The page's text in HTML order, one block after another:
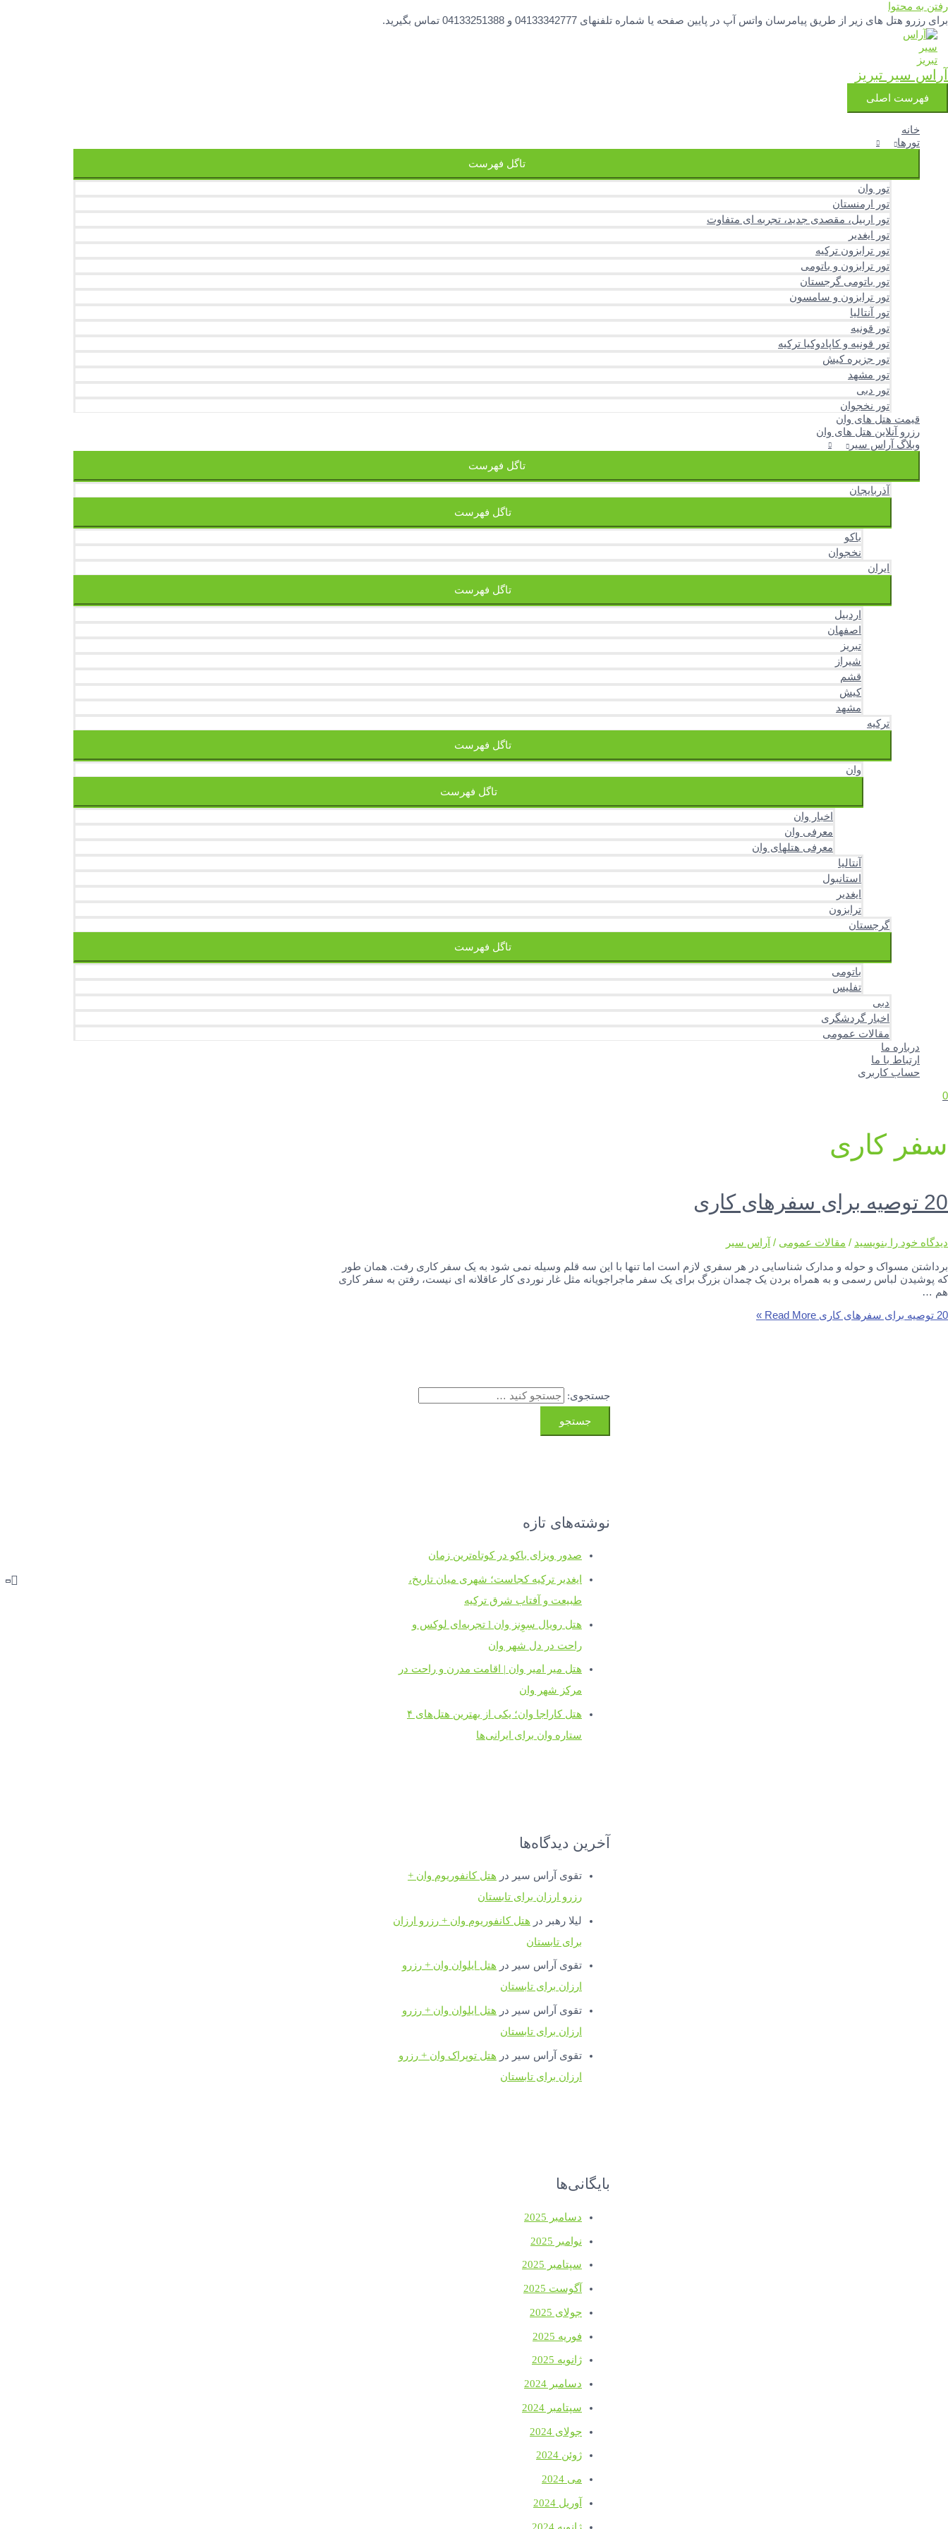
رفتن به محتوا
برای رزرو هتل های زیر از طریق پیامرسان واتس آپ در پایین صفحه یا شماره تلفنهای 04133342777 و 04133251388 تماس بگیرید.
آراس سیر تبریز
فهرست اصلی
خانه
تورها
تاگل فهرست
تور وان
تور ارمنستان
تور اربیل، مقصدی جدید، تجربه ای متفاوت
تور ایغدیر
تور ترابزون ترکیه
تور ترابزون و باتومی
تور باتومی گرجستان
تور ترابزون و سامسون
تور آنتالیا
تور قونیه
تور قونیه و کاپادوکیا ترکیه
تور جزیره کیش
تور مشهد
تور دبی
تور نخجوان
قیمت هتل های وان
رزرو آنلاین هتل های وان
وبلاگ آراس سیر
تاگل فهرست
آذربایجان
تاگل فهرست
باکو
نخجوان
ایران
تاگل فهرست
اردبیل
اصفهان
تبریز
شیراز
قشم
کیش
مشهد
ترکیه
تاگل فهرست
وان
تاگل فهرست
اخبار وان
معرفی وان
معرفی هتلهای وان
آنتالیا
استانبول
ایغدیر
ترابزون
گرجستان
تاگل فهرست
باتومی
تفلیس
دبی
اخبار گردشگری
مقالات عمومی
درباره ما
ارتباط با ما
حساب کاربری
0
سفر کاری
20 توصیه برای سفرهای کاری
دیدگاه‌ خود را بنویسید / مقالات عمومی / آراس سیر
برداشتن مسواک و حوله و مدارک شناسایی در هر سفری لازم است اما تنها با این سه قلم وسیله نمی شود به یک سفر کاری رفت. همان طور
که پوشیدن لباس رسمی و به همراه بردن یک چمدان بزرگ برای یک سفر ماجراجویانه مثل غار نوردی کار عاقلانه ای نیست، رفتن به سفر کاری
هم …
20 توصیه برای سفرهای کاری
جستجوی:
نوشته‌های تازه
صدور ویزای باکو در کوتاه‌ترین زمان
ایغدیر ترکیه کجاست؛ شهری میان تاریخ،
طبیعت و آفتاب شرق ترکیه
هتل رویال سِوِنز وان l تجربه‌ای لوکس و
راحت در دل شهر وان
هتل میر امیر وان | اقامت مدرن و راحت در
مرکز شهر وان
هتل کاراجا وان؛ یکی از بهترین هتل‌های ۴
ستاره وان برای ایرانی‌ها
آخرین دیدگاه‌ها
تقوی آراس سیر در هتل کانفوریوم وان +
رزرو ارزان برای تابستان
لیلا رهبر در هتل کانفوریوم وان + رزرو ارزان
برای تابستان
تقوی آراس سیر در هتل ایلوان وان + رزرو
ارزان برای تابستان
تقوی آراس سیر در هتل ایلوان وان + رزرو
ارزان برای تابستان
تقوی آراس سیر در هتل توپراک وان + رزرو
ارزان برای تابستان
بایگانی‌ها
دسامبر 2025
نوامبر 2025
سپتامبر 2025
آگوست 2025
جولای 2025
فوریه 2025
ژانویه 2025
دسامبر 2024
سپتامبر 2024
جولای 2024
ژوئن 2024
می 2024
آوریل 2024
ژانویه 2024